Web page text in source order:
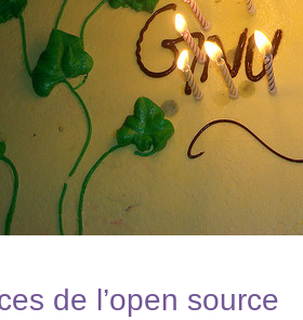
de l’open source